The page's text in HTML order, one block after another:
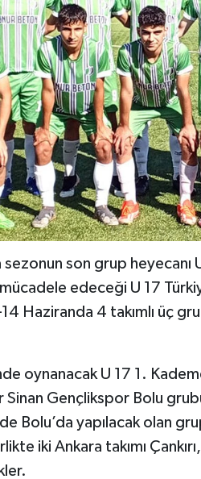
son grup heyecanı
edeceği U 17
Haziranda 4 takımlı üç
oynanacak U 17 1.
Sinan Gençlikspor Bolu
Bolu’da yapılacak olan
iki Ankara takımı